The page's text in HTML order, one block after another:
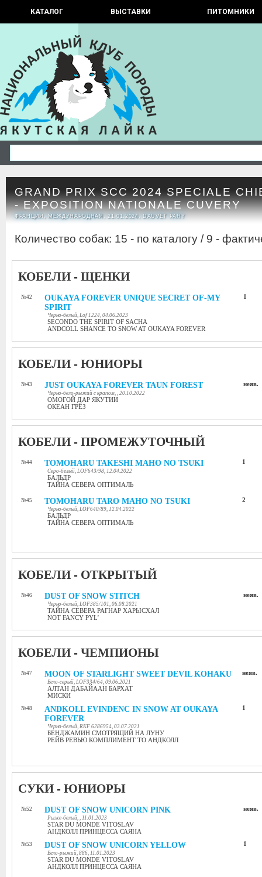
КАТАЛОГ ВЫСТАВКИ ПИТОМНИКИ
GRAND PRIX SCC 2024 SPECIALE
- EXPOSITION NATIONALE CUVERY
ФРАНЦИЯ, МЕЖДУНАРОДНАЯ, 21.01.2024, DAUVET PARY
Количество собак: 15 - по каталогу / 9 -
КОБЕЛИ - ЩЕНКИ
№42
OUKAYA FOREVER UNIQUE SECRET OF-MY
SPIRIT
Черно-белый, Lof 1224, 04.06.2023
SECONDO THE SPIRIT OF SACHA
ANDСOLL SHANCE TO SNOW AT OUKAYA FOREVER
1
КОБЕЛИ - ЮНИОРЫ
№43 JUST OUKAYA FOREVER TAUN FOREST
Черно-бело-рыжий с крапом, , 20.10.2022
ОМОГОЙ ДАР ЯКУТИИ
ОКЕАН ГРЁЗ
неяв.
КОБЕЛИ - ПРОМЕЖУТОЧНЫЙ
№44 TOMOHARU TAKESHI MAHO NO TSUKI
Серо-белый, LOF643/98, 12.04.2022
БАЛЬДР
ТАЙНА СЕВЕРА ОПТИМАЛЬ
1
№45 TOMOHARU TARO MAHO NO TSUKI
Черно-белый, LOF640/89, 12.04.2022
БАЛЬДР
ТАЙНА СЕВЕРА ОПТИМАЛЬ
2
КОБЕЛИ - ОТКРЫТЫЙ
№46 DUST OF SNOW STITCH
Черно-белый, LOF385/101, 06.08.2021
ТАЙНА СЕВЕРА РАГНАР ХАРЫСХАЛ
NOT FANCY PYL’
неяв.
КОБЕЛИ - ЧЕМПИОНЫ
№47 MOON OF STARLIGHT SWEET DEVIL KOHAKU
Бело-серый, LOF334/64, 09.06.2021
АЛТАН ДАБАЙААН БАРХАТ
МИСКИ
неяв.
№48
ANDKOLL EVINDENC IN SNOW AT OUKAYA
FOREVER
Черно-белый, RKF 6286954, 03.07.2021
БЕНДЖАМИН СМОТРЯЩИЙ НА ЛУНУ
РЕЙВ РЕВЬЮ КОМПЛИМЕНТ ТО АНДКОЛЛ
1
СУКИ - ЮНИОРЫ
№52 DUST OF SNOW UNICORN PINK
Рыже-белый, , 11.01.2023
STAR DU MONDE VITOSLAV
АНДКОЛЛ ПРИНЦЕССА САЯНА
неяв.
№53 DUST OF SNOW UNICORN YELLOW
Бело-рыжий, 886, 11.01.2023
STAR DU MONDE VITOSLAV
АНДКОЛЛ ПРИНЦЕССА САЯНА
1